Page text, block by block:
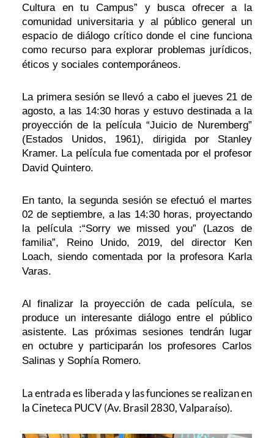
Cultura en tu Campus” y busca ofrecer a la
comunidad universitaria y al público general un
espacio de diálogo crítico donde el cine funciona
como recurso para explorar problemas jurídicos,
éticos y sociales contemporáneos.
La primera sesión se llevó a cabo el jueves 21 de
agosto, a las 14:30 horas y estuvo destinada a la
proyección de la película “Juicio de Nuremberg”
(Estados Unidos, 1961), dirigida por Stanley
Kramer. La película fue comentada por el profesor
David Quintero.
En tanto, la segunda sesión se efectuó el martes
02 de septiembre, a las 14:30 horas, proyectando
la película :“Sorry we missed you” (Lazos de
familia”, Reino Unido, 2019, del director Ken
Loach, siendo comentada por la profesora Karla
Varas.
Al finalizar la proyección de cada película, se
produce un interesante diálogo entre el público
asistente. Las próximas sesiones tendrán lugar
en octubre y participarán los profesores Carlos
Salinas y Sophía Romero.
La entrada es liberada y las funciones se realizan en
la Cineteca PUCV (Av. Brasil 2830, Valparaíso).